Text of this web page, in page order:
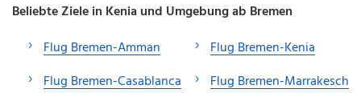
Beliebte Ziele in Kenia und Umgebung ab Bremen
Flug Bremen-Amman
Flug Bremen-Casablanca
Flug Bremen-Kenia
Flug Bremen-Marrakesch